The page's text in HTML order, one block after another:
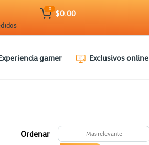
0
$0.00
gamer Exclusivos online
Ordenar Mas relevante